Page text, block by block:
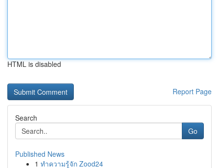
HTML is disabled
Report Page
Search
Go
Published News
1 ทำความรู้จัก Zood24